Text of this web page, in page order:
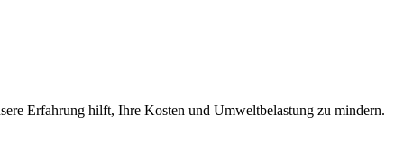
Erfahrung hilft, Ihre Kosten und Umweltbelastung zu mindern.